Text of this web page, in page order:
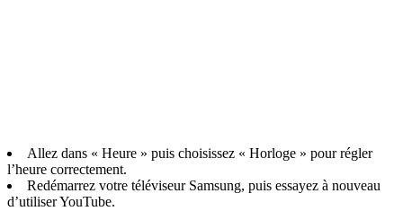
Allez dans « Heure » puis choisissez « Horloge » pour régler
l’heure correctement.
Redémarrez votre téléviseur Samsung, puis essayez à nouveau
d’utiliser YouTube.